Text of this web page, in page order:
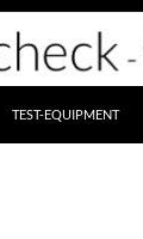
TEST-EQUIPMENT